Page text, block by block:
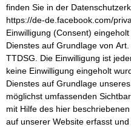
finden Sie in der
https://de-de.facebook.com/
Einwilligung (Consent)
Dienstes auf Grundlage von
TTDSG. Die Einwilligung ist
keine Einwilligung eingeholt
Dienstes auf Grundlage
möglichst umfassenden
mit Hilfe des hier
auf unserer Website erfasst